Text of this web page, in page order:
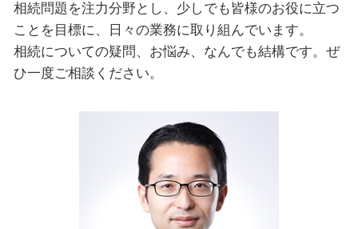
相続問題を注力分野とし、少しでも皆様のお役に立つ
ことを目標に、日々の業務に取り組んでいます。
相続についての疑問、お悩み、なんでも結構です。ぜ
ひ一度ご相談ください。